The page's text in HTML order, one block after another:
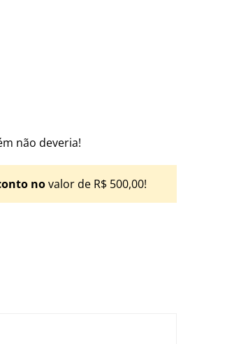
não deveria!
novalor de R$ 500,00!